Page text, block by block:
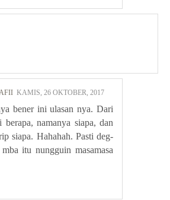
KAMIS, 26 OKTOBER, 2017
bener ini ulasan nya. Dari
berapa, namanya siapa, dan
siapa. Hahahah. Pasti deg-
itu nungguin masamasa